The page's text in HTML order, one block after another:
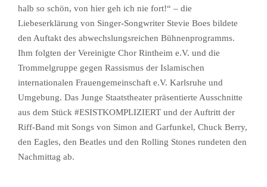
halb so schön, von hier geh ich nie fort!“ – die
Liebeserklärung von Singer-Songwriter Stevie Boes bildete
den Auftakt des abwechslungsreichen Bühnenprogramms.
Ihm folgten der Vereinigte Chor Rintheim e.V. und die
Trommelgruppe gegen Rassismus der Islamischen
internationalen Frauengemeinschaft e.V. Karlsruhe und
Umgebung. Das Junge Staatstheater präsentierte Ausschnitte
aus dem Stück #ESISTKOMPLIZIERT und der Auftritt der
Riff-Band mit Songs von Simon and Garfunkel, Chuck Berry,
den Eagles, den Beatles und den Rolling Stones rundeten den
Nachmittag ab.